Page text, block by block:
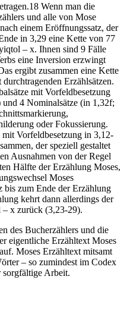
18 Wenn man die
und alle von Mose
einem Eröffnungssatz, der
in 3,29 eine Kette von 77
– x. Ihnen sind 9 Fälle
eine Inversion erzwingt
ergibt zusammen eine Kette
Erzählsätzen.
mit Vorfeldbesetzung
4 Nominalsätze (in 1,32f;
oder Fokussierung.
mit Vorfeldbesetzung in 3,12-
der speziell gestaltet
Ausnahmen von der Regel
Hälfte der Erzählung Moses,
Moses
bis zum Ende der Erzählung
kehrt dann allerdings der
– x zurück (3,23-29).
des Bucherzählers und die
eigentliche Erzähltext Moses
Moses Erzähltext mitsamt
– so zumindest im Codex
sorgfältige Arbeit.